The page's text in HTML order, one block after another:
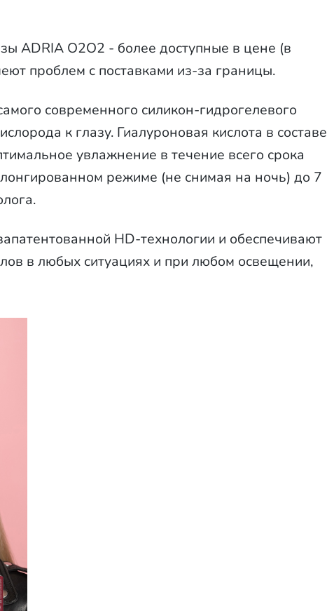
ADRIA O2O2 - более доступные в цене (в
проблем с поставками из-за границы.
современного силикон-гидрогелевого
к глазу. Гиалуроновая кислота в составе
увлажнение в течение всего срока
режиме (не снимая на ночь) до 7
HD-технологии и обеспечивают
в любых ситуациях и при любом освещении,